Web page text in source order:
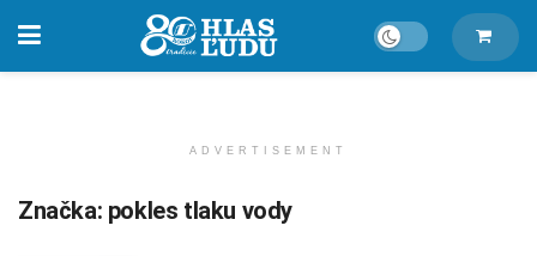
ADVERTISEMENT
Značka: pokles tlaku vody